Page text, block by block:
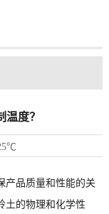
度？
品质量和性能的关
土的物理和化学性